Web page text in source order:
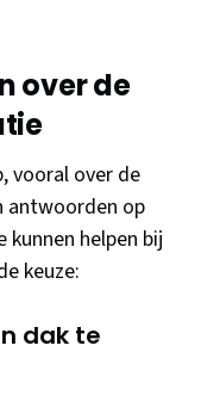
over de
vooral over de
antwoorden op
kunnen helpen bij
keuze:
dak te